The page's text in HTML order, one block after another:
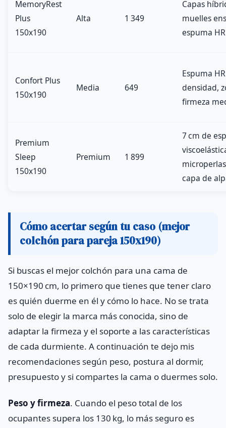
MemoryRest
Plus
150x190
Alta 1 349
Capas
muelles
espuma HR
Confort Plus
150x190
Media 649
Espuma
densidad,
firmeza
Premium
Sleep
150x190
Premium 1 899
7 cm de
capa de
Cómo acertar según tu caso (mejor
colchón para pareja 150x190)
Si buscas el mejor colchón para una cama de
150×190 cm, lo primero que tienes que tener claro
es quién duerme en él y cómo lo hace. No se trata
solo de elegir la marca más conocida, sino de
adaptar la firmeza y el soporte a las características
de cada durmiente. A continuación te dejo mis
recomendaciones según peso, postura al dormir,
presupuesto y si compartes la cama o duermes solo.
Peso y firmeza. Cuando el peso total de los
ocupantes supera los 130 kg, lo más seguro es